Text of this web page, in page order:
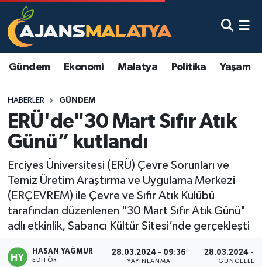
Gündem Ekonomi Malatya Politika Yaşam
HABERLER GÜNDEM
ERÜ'de"30 Mart Sıfır Atık
Günü” kutlandı
Erciyes Üniversitesi (ERÜ) Çevre Sorunları ve
Temiz Üretim Araştırma ve Uygulama Merkezi
(ERÇEVREM) ile Çevre ve Sıfır Atık Kulübü
tarafından düzenlenen "30 Mart Sıfır Atık Günü"
adlı etkinlik, Sabancı Kültür Sitesi’nde gerçekleşti
HASAN YAĞMUR
EDITÖR
28.03.2024 - 09:36
YAYINLANMA
28.03.2024 -
Asayiş
Eğitim
Ekonomi
Gündem
Kadın
Kültür & Sanat
Magazin
Malatya Nöbetçi Eczaneler
Malatya Namaz Vakitleri
Malatya Trafik Yoğunluk Haritası
TFF 3.Lig 2.Grup Puan Durumu ve Fikstür
Tüm Manşetler
Son Dakika Haberleri
Haber Arşivi